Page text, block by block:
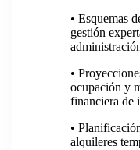
• Esquemas
gestión
•
ocupación y
financiera de
•
alquileres